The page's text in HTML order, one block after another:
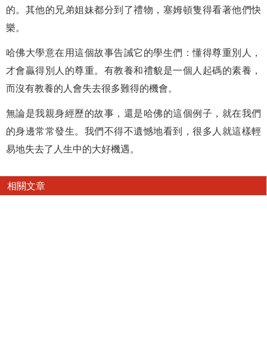
的。其他的兄弟姐妹都分到了禮物，塞姆頓隻得看著他們快
樂。
哈佛大學意在用這個故事告誡它的學生們：懂得尊重別人，
才會贏得別人的尊重。有教養和禮貌是一個人起碼的素養，
而沒有教養的人會失去很多難得的機會。
無論是我親身經歷的故事，還是哈佛的這個例子，就在我們
的身邊常常發生。我們不得不遺憾地看到，很多人就這樣輕
易地失去了人生中的大好機遇。
相關文章